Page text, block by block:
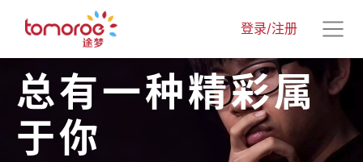
登录/注册
总有一种精彩属
于你